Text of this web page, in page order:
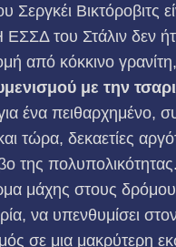
Βικτόροβιτς
ΕΣΣΔ του Στάλιν δεν
από κόκκινο
με την
ένα πειθαρχημένο,
τώρα, δεκαετίες
της
μάχης στους
να υπενθυμίσει
σε μια μακρύτερη